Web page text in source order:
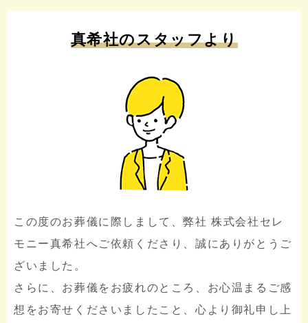
真希社のスタッフより
この度のお葬儀に際しまして、弊社 株式会社セレ
モニー真希社へご依頼くださり、誠にありがとうご
ざいました。
さらに、お葬儀をお疲れのところ、お心温まるご感
想をお寄せくださいましたこと、心より御礼申し上